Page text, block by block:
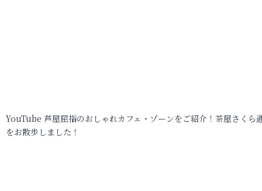
YouTube 芦屋屈指のおしゃれカフェ・ゾーンをご紹介！茶屋さくら
をお散歩しました！